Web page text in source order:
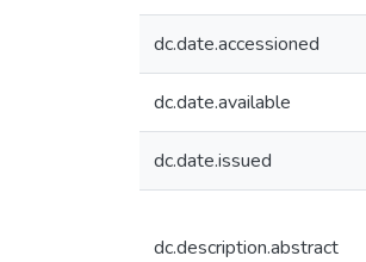
dc.date.accessioned
dc.date.available
dc.date.issued
dc.description.abstract